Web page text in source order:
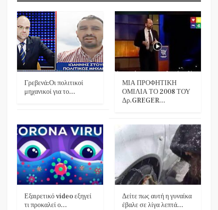
Γρεβενά:Οι πολιτικοί
μηχανικοί για το…
ΜΙΑ ΠΡΟΦΗΤΙΚΗ
ΟΜΙΛΙΑ ΤΟ 2008 ΤΟΥ
Δρ.GREGER…
Εξαιρετικό video εξηγεί
τι προκαλεί ο…
Δείτε πως αυτή η γυναίκα
έβαλε σε λίγα λεπτά…